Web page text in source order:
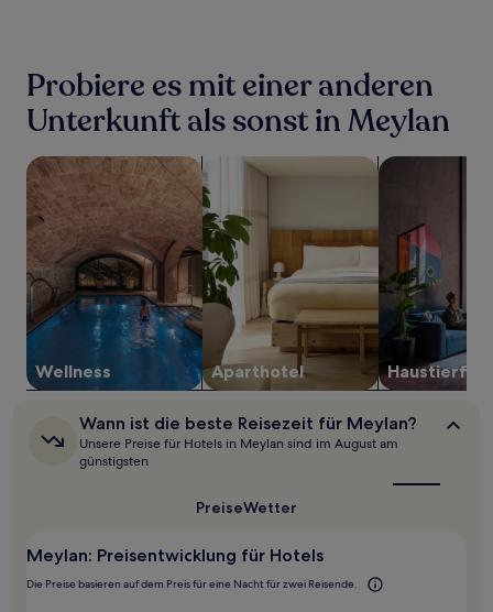
24 Stunden
für
einen
mit
1 Übernachtung
von
2 Erwachsenen
gefunden
wurde.
Preise
und
Verfügbarkeiten
sich
ändern.
zusätzliche
Bedingungen
Probiere es mit einer anderen
Unterkunft als sonst in Meylan
Wellness
Suche nach Unterkünften mit Wellness vor Ort
Aparthotel
Suche nach AparthotelsSuche nach
Wann
ist
die
beste
Wann ist die beste Reisezeit für Meylan?
Unsere Preise für Hotels in Meylan sind im August am
günstigsten
PreiseWetter
Meylan: Preisentwicklung für Hotels
Die Preise basieren auf dem Preis für eine Nacht für zwei Reisende.